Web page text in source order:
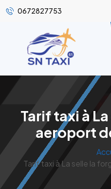
0672827753
Tarif taxi à
aeroport
Tarif taxi à La selle la